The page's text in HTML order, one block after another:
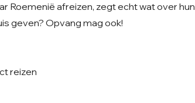
Roemenië afreizen, zegt echt wat over hun
geven? Opvang mag ook!
reizen